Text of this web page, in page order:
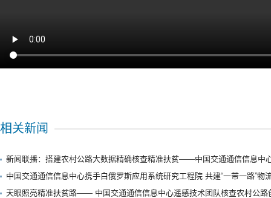
相关新闻
新闻联播：搭建农村公路大数据精确核查精准扶贫——中国交通通信信息中
中国交通通信信息中心携手白俄罗斯应用系统研究工程院 共建“一带一路”物
天眼照亮精准扶贫路—— 中国交通通信信息中心遥感技术团队核查农村公路